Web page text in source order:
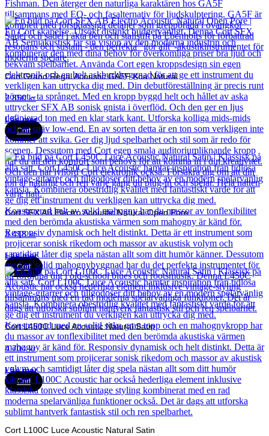
Cort Grand Regal Acoustic GA5F Koa Natural
7 850kr
Läs mer
Cort
Cort SFX AB Electro Acoustic Natural Open Pore
3 418kr
Läs mer
Cort
Cort L450C Luce Acoustic Natural Satin
4 704kr
Läs mer
Cort
Cort L100C Luce Acoustic Natural Satin